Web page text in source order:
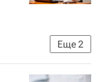
Еще2
Министерство здравоохранения РФ (Минздрав России)